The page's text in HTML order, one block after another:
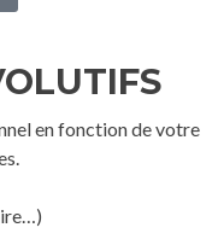
en fonction de votre